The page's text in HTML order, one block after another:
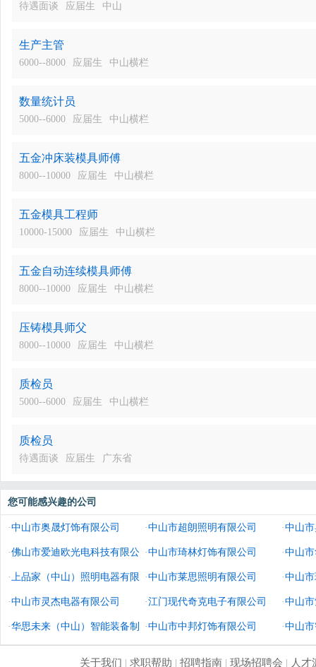
待遇面谈 应届生 中山
生产主管
6000--8000 应届生 中山横栏
数量统计员
5000--6000 应届生 中山横栏
五金冲床装模具师傅
8000--10000 应届生 中山横栏
五金模具工程师
10000-15000 应届生 中山横栏
五金自动连续模具师傅
8000--10000 应届生 中山横栏
压铸模具师父
8000--10000 应届生 中山横栏
质检员
5000--6000 应届生 中山横栏
质检员
待遇面谈 应届生 广东省
您可能感兴趣的公司
·中山市奥晟灯饰有限公司 ·中山市超朗照明有限公司 ·中山
·佛山市爱迪欧光电科技有限公
司
·中山市琦林灯饰有限公司 ·中山
·上品家（中山）照明电器有限
公司
·中山市莱思照明有限公司 ·中山
·中山市灵杰电器有限公司 ·江门现代奇克电子有限公司 ·中山
·华思未来（中山）智能装备制 ·中山市中邦灯饰有限公司 ·中山
关于我们 | 求职帮助 | 招聘指南| 现场招聘会 | 人才